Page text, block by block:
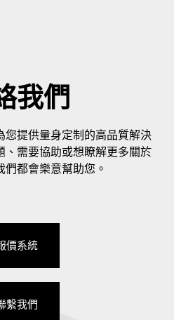
我們
您提供量身定制的高品質解決
、需要協助或想瞭解更多關於
都會樂意幫助您。
價系統
繫我們